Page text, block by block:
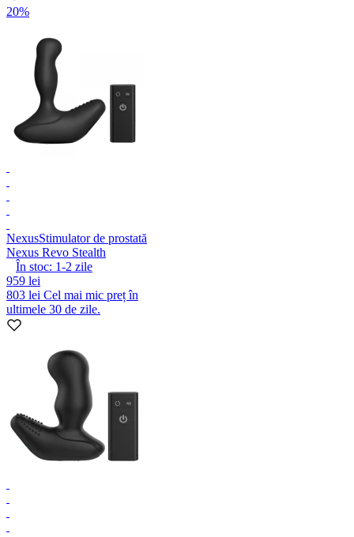
20%
NexusStimulator de prostată
Nexus Revo Stealth
În stoc: 1-2 zile
959 lei
803 lei Cel mai mic preț în
ultimele 30 de zile.